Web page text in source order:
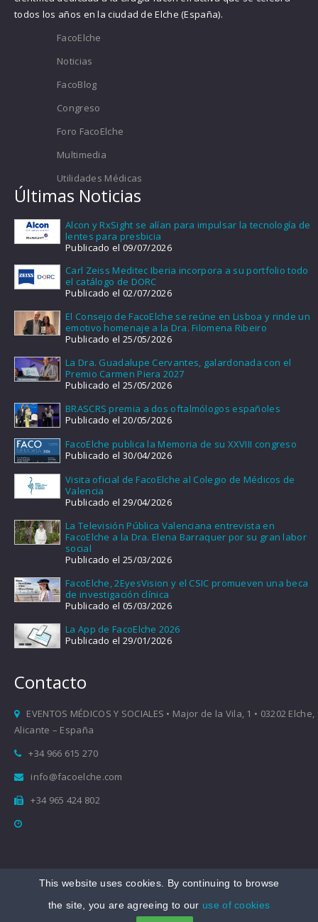
todos los años en la ciudad de Elche (España).
FacoElche
Noticias
FacoBlog
Congreso
Foro FacoElche
Multimedia
Utilidades Médicas
Últimas Noticias
Alcon y RxSight se alían para impulsar la tecnología de
lentes para presbicia
Publicado el 09/07/2026
Carl Zeiss Meditec Iberia incorpora a su portfolio todo
el catálogo de DORC
Publicado el 02/07/2026
El Consejo de FacoElche se reúne en Lisboa y rinde un
emotivo homenaje a la Dra. Filomena Ribeiro
Publicado el 25/05/2026
La Dra. Guadalupe Cervantes, galardonada con el
Premio Carmen Piera 2027
Publicado el 25/05/2026
BRASCRS premia a dos oftalmólogos españoles
Publicado el 20/05/2026
FacoElche publica la Memoria de su XXVIII congreso
Publicado el 30/04/2026
Visita oficial de FacoElche al Colegio de Médicos de
Valencia
Publicado el 29/04/2026
La Televisión Pública Valenciana entrevista en
FacoElche a la Dra. Elena Barraquer por su gran labor
social
Publicado el 25/03/2026
FacoElche, 2EyesVision y el CSIC promueven una beca
de investigación clínica
Publicado el 05/03/2026
La App de FacoElche 2026
Publicado el 29/01/2026
Contacto
EVENTOS MÉDICOS Y SOCIALES • Major de la Vila, 1 • 03202 Elche,
Alicante – España
+34 966 615 270
info@facoelche.com
+34 965 424 802
Copyright © 2008-2026 FacoElche
This website uses cookies. By continuing to browse
the site, you are agreeing to our use of cookies